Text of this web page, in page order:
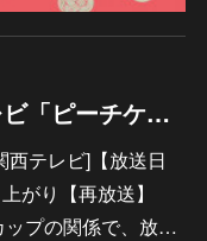
6/17【テレビ出演】関西テレビ「ピーチケパーチケ」
西テレビ]【放送日
がり【再放送】
ップの関係で、放…